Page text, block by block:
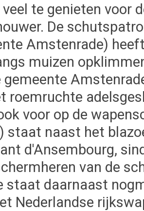
veel te genieten voor
De
Amstenrade)
muizen
gemeente
roemruchte
voor op de
staat naast het
d'Ansembourg,
van de
staat daarnaast
Nederlandse